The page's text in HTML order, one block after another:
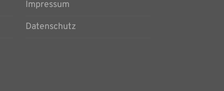
Impressum
Datenschutz